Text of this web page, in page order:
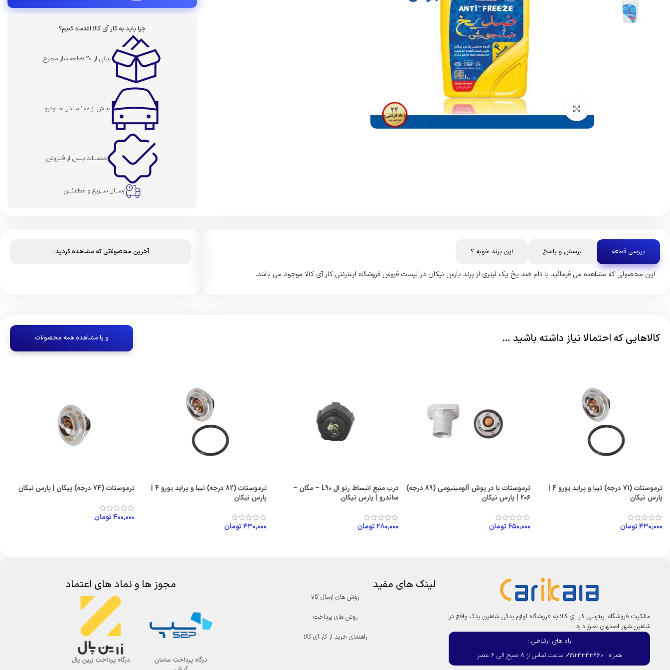
بزرگنمایی تصویر
چرا باید به کار آی کالا اعتماد کنیم؟
بیش از 20 قطعه ساز مطرح
بیـش از 100 مــدل خــودرو
خدمــات پــس از فــروش
ارســال ســریع و مطمئــن
بررسی قطعه پرسش و پاسخ این برند خوبه ؟
این محصولی که مشاهده می فرمائید با نام ضد یخ یک لیتری از برند پارس نیکان در لیست فروش فروشگاه اینترنتی کار آی کالا موجود می باشد.
آخرین محصولاتی که مشاهده کردید :
کالاهایی که احتمالا نیاز داشته باشید … و یا مشاهده همه محصولات
ترموستات (71 درجه) تیبا و پراید یورو 4 |
پارس نیکان
۴۳۰,۰۰۰تومان
ترموستات با در پوش آلومینیومی (89 درجه)
206 | پارس نیکان
۶۵۰,۰۰۰تومان
درب منبع انبساط رنو ال L90 – مگان –
ساندرو | پارس نیکان
۲۸۰,۰۰۰تومان
ترموستات (82 درجه) تیبا و پراید یورو 4 |
پارس نیکان
۴۳۰,۰۰۰تومان
ترموستات (74 درجه) پیکان | پارس نیکان
۴۰۰,۰۰۰تومان
مالکیت فروشگاه اینترنتی کار آی کالا به فروشگاه لوازم یدکی شاهین یدک واقع در
شاهین شهر اصفهان تعلق دارد .
راه های ارتباطی :
همراه : 09924343660 ساعت تماس از 8 صبح الی 6 عصر
لینک های مفید
روش های ارسال کالا
روش های پرداخت
راهنمای خرید از کار آی کالا
مجوز ها و نماد های اعتماد
درگاه پرداخت سامان
درگاه پرداخت زرین پال